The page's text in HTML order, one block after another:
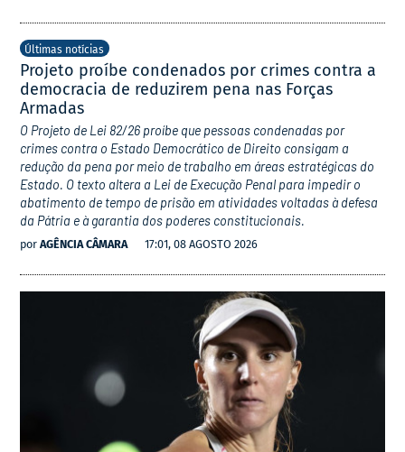
Últimas notícias
Projeto proíbe condenados por crimes contra a
democracia de reduzirem pena nas Forças
Armadas
O Projeto de Lei 82/26 proíbe que pessoas condenadas por
crimes contra o Estado Democrático de Direito consigam a
redução da pena por meio de trabalho em áreas estratégicas do
Estado. O texto altera a Lei de Execução Penal para impedir o
abatimento de tempo de prisão em atividades voltadas à defesa
da Pátria e à garantia dos poderes constitucionais.
por AGÊNCIA CÂMARA 17:01, 08 AGOSTO 2026